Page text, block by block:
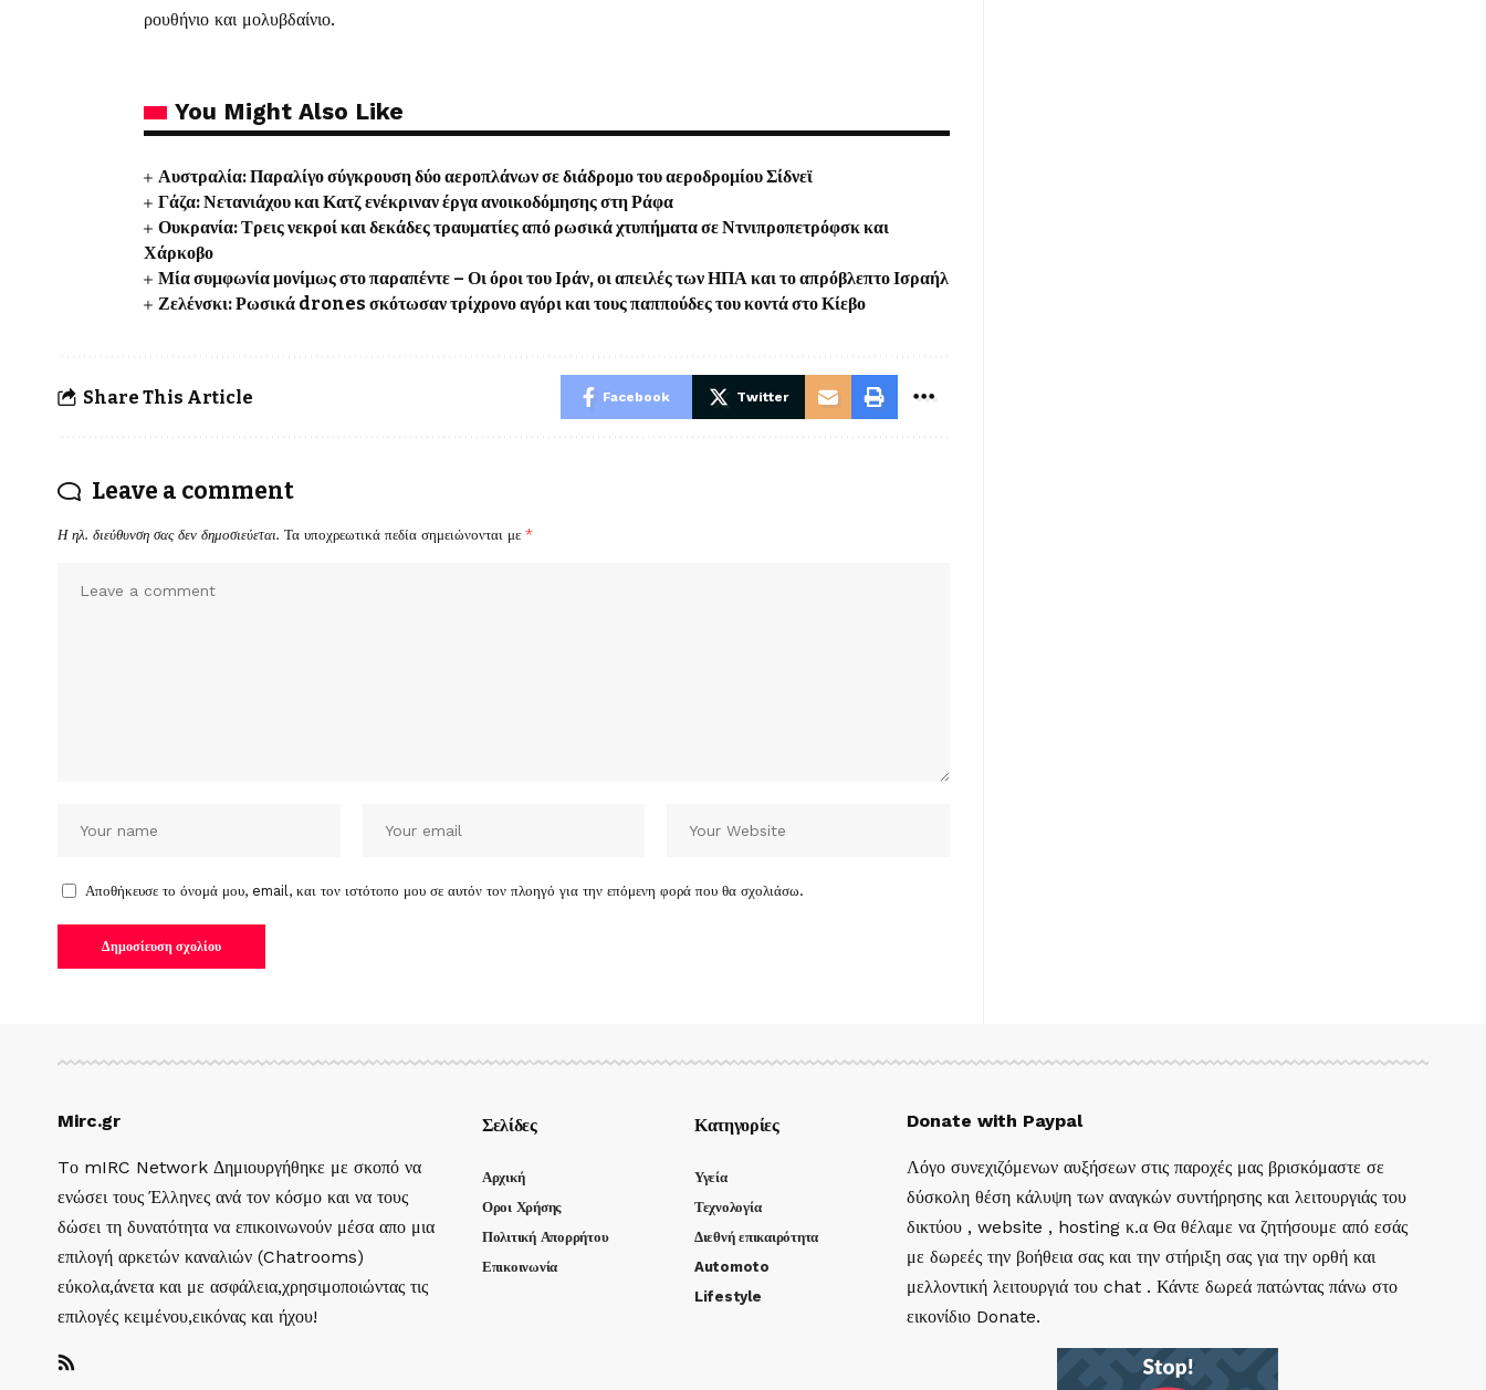
ρουθήνιο και μολυβδαίνιο.
You Might Also Like
Αυστραλία: Παραλίγο σύγκρουση δύο αεροπλάνων σε διάδρομο του αεροδρομίου Σίδνεϊ
Γάζα: Νετανιάχου και Κατζ ενέκριναν έργα ανοικοδόμησης στη Ράφα
Ουκρανία: Τρεις νεκροί και δεκάδες τραυματίες από ρωσικά χτυπήματα σε Ντνιπροπετρόφσκ και
Χάρκοβο
Μία συμφωνία μονίμως στο παραπέντε – Οι όροι του Ιράν, οι απειλές των ΗΠΑ και το απρόβλεπτο Ισραήλ
Ζελένσκι: Ρωσικά drones σκότωσαν τρίχρονο αγόρι και τους παππούδες του κοντά στο Κίεβο
Share This Article Facebook Twitter
Leave a comment
Η ηλ. διεύθυνση σας δεν δημοσιεύεται. Τα υποχρεωτικά πεδία σημειώνονται με *
Αποθήκευσε το όνομά μου, email, και τον ιστότοπο μου σε αυτόν τον πλοηγό για την επόμενη φορά που θα σχολιάσω.
Mirc.gr
Tο mIRC Network Δημιουργήθηκε με σκοπό να
ενώσει τους Έλληνες ανά τον κόσμο και να τους
δώσει τη δυνατότητα να επικοινωνούν μέσα απο μια
επιλογή αρκετών καναλιών (Chatrooms)
εύκολα,άνετα και με ασφάλεια,χρησιμοποιώντας τις
επιλογές κειμένου,εικόνας και ήχου!
Σελίδες
Αρχική
Οροι Χρήσης
Πολιτική Απορρήτου
Επικοινωνία
Κατηγορίες
Υγεία
Τεχνολογία
Διεθνή επικαιρότητα
Automoto
Lifestyle
Donate with Paypal
Λόγο συνεχιζόμενων αυξήσεων στις παροχές μας βρισκόμαστε σε
δύσκολη θέση κάλυψη των αναγκών συντήρησης και λειτουργιάς του
δικτύου , website , hosting κ.α Θα θέλαμε να ζητήσουμε από εσάς
με δωρεές την βοήθεια σας και την στήριξη σας για την ορθή και
μελλοντική λειτουργιά του chat . Κάντε δωρεά πατώντας πάνω στο
εικονίδιο Donate.